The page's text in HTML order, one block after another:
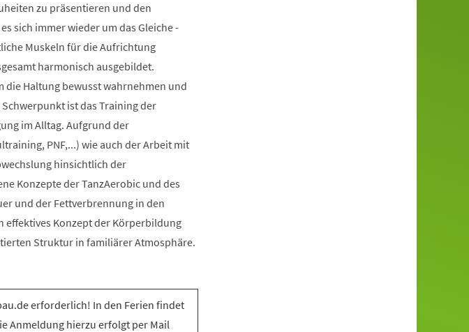
zu präsentieren und den
sich immer wieder um das Gleiche -
Muskeln für die Aufrichtung
harmonisch ausgebildet.
Haltung bewusst wahrnehmen und
ist das Training der
im Alltag. Aufgrund der
PNF,...) wie auch der Arbeit mit
hinsichtlich der
Konzepte der TanzAerobic und des
und der Fettverbrennung in den
Konzept der Körperbildung
Struktur in familiärer Atmosphäre.
erforderlich! In den Ferien findet
Anmeldung hierzu erfolgt per Mail